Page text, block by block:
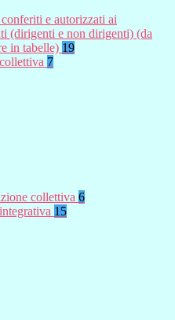
e autorizzati ai
(dirigenti e non dirigenti) (da
in tabelle) 19
7
collettiva 6
15